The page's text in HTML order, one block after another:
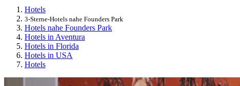
Hotels
3-Sterne-Hotels nahe Founders Park
Hotels nahe Founders Park
Hotels in Aventura
Hotels in Florida
Hotels in USA
Hotels